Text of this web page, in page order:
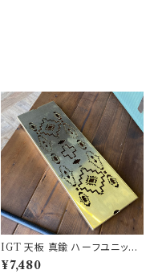
IGT 天板 真鍮 ハーフユニット
【 ネイティブ縦柄 】 アイアング
リルテーブル Snow Peak スノ
¥7,480